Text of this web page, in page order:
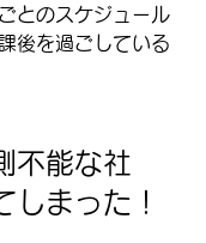
とのスケジュール
後を過ごしている
不能な社
しまった！